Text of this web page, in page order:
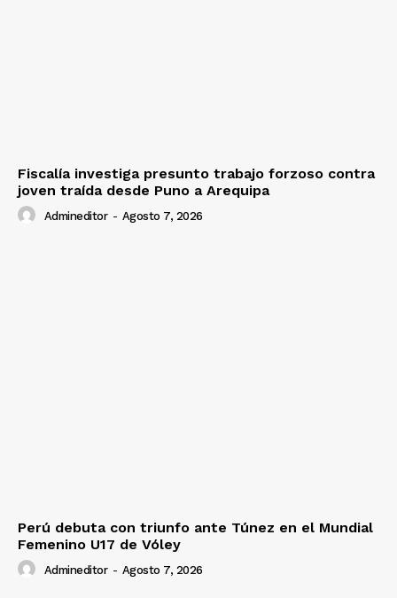
Nosotros
Contacto
Fiscalía investiga presunto trabajo forzoso contra
joven traída desde Puno a Arequipa
Admineditor - Agosto 7, 2026
Perú debuta con triunfo ante Túnez en el Mundial
Femenino U17 de Vóley
Admineditor - Agosto 7, 2026